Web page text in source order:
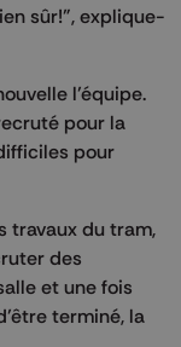
sûr!”, explique-
l’équipe.
pour la
pour
travaux du tram,
des
et une fois
terminé, la